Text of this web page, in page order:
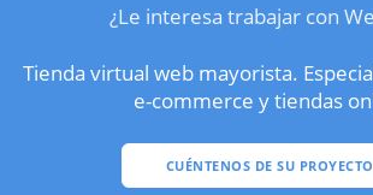
¿Le interesa trabajar con
Tienda virtual web mayorista.
e-commerce y tiendas
CUÉNTENOS DE SU PROYECTO